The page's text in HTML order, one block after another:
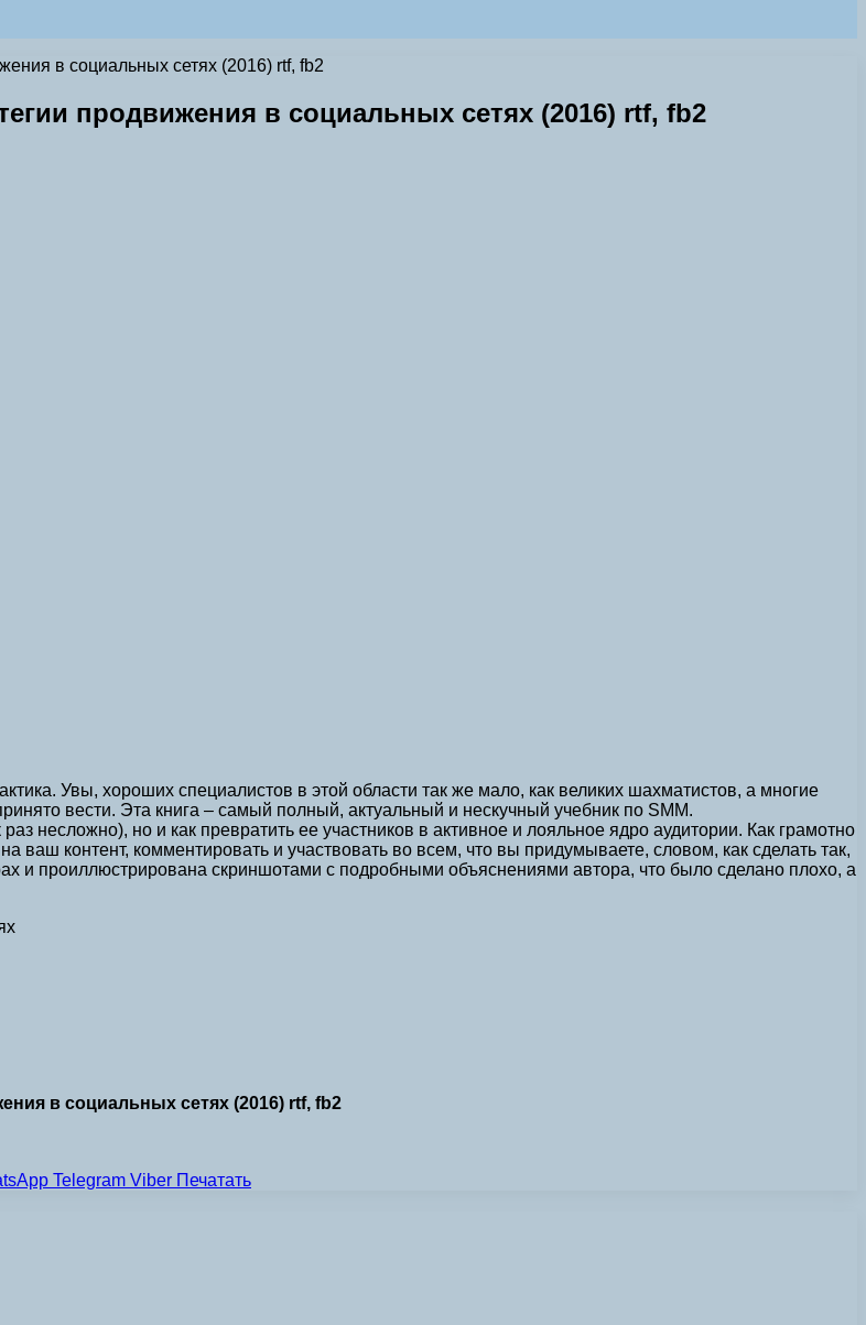
в социальных сетях (2016) rtf, fb2
продвижения в социальных сетях (2016) rtf, fb2
Увы, хороших специалистов в этой области так же мало, как великих шахматистов, а многие
вести. Эта книга – самый полный, актуальный и нескучный учебник по SMM.
несложно), но и как превратить ее участников в активное и лояльное ядро аудитории. Как грамотно
ваш контент, комментировать и участвовать во всем, что вы придумываете, словом, как сделать так,
и проиллюстрирована скриншотами с подробными объяснениями автора, что было сделано плохо, а
в социальных сетях (2016) rtf, fb2
Telegram Viber Печатать